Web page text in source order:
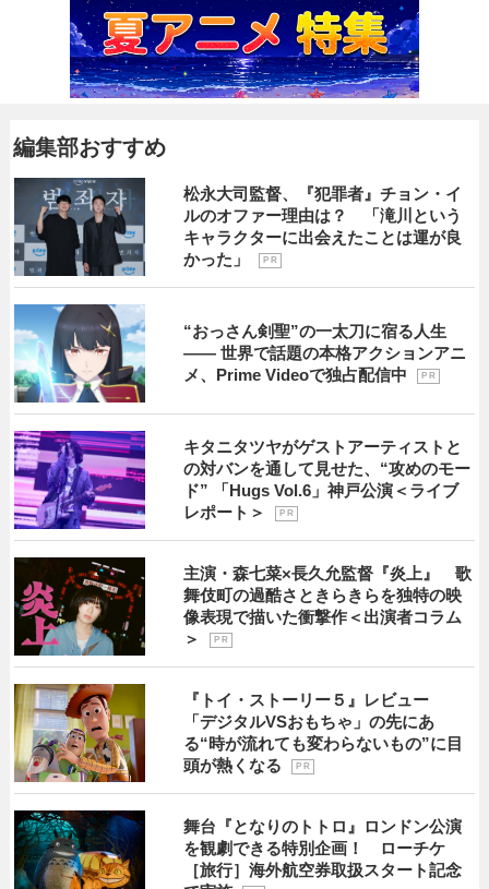
編集部おすすめ
松永大司監督、『犯罪者』チョン・イ
ルのオファー理由は？ 「滝川という
キャラクターに出会えたことは運が良
かった」
P R
“おっさん剣聖”の一太刀に宿る人生
―― 世界で話題の本格アクションアニ
メ、Prime Videoで独占配信中
P R
キタニタツヤがゲストアーティストと
の対バンを通して見せた、“攻めのモー
ド” 「Hugs Vol.6」神戸公演＜ライブ
レポート＞
P R
主演・森七菜×長久允監督『炎上』 歌
舞伎町の過酷さときらきらを独特の映
像表現で描いた衝撃作＜出演者コラム
＞
P R
『トイ・ストーリー５』レビュー
「デジタルVSおもちゃ」の先にあ
る“時が流れても変わらないもの”に目
頭が熱くなる
P R
舞台『となりのトトロ』ロンドン公演
を観劇できる特別企画！ ローチケ
［旅行］海外航空券取扱スタート記念